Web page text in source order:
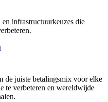
infrastructuurkeuzes die
de juiste betalingsmix voor elke
te verbeteren en wereldwijde